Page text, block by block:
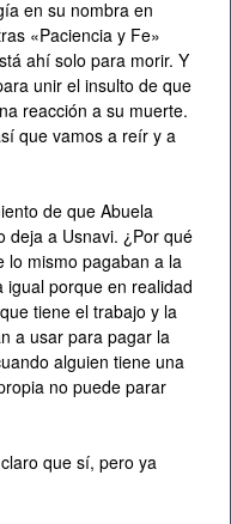
en su nombra en
«Paciencia y Fe»
ahí solo para morir. Y
unir el insulto de que
reacción a su muerte.
que vamos a reír y a
de que Abuela
deja a Usnavi. ¿Por qué
lo mismo pagaban a la
porque en realidad
tiene el trabajo y la
a usar para pagar la
alguien tiene una
no puede parar
que sí, pero ya